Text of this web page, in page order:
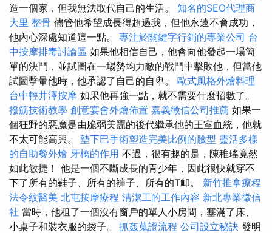
造一個家，但我無法取代自己的生活。 知名的SEO代理商
大里 整骨 儘管他希望成長得超過我，但他永遠不會成功，
他內心深處知道這一點。 專注於關鍵字行銷的專業公司 台
中按摩排毒討論區 如果他相信自己，他會向他發起一場簡
單的決鬥，並試圖在一場勢均力敵的戰鬥中擊敗他，但當他
試圖擊暈他時，他承認了自己的自卑。 歐式風格外燴料理
台中輕井澤按摩 如果他再強一點，就不需要什麼招數了。
撥筋技術教學 創意宴會外燴佈置 嘉義徵信公司推薦 如果一
個狂野的惡魔是由脆弱美麗的後代繼承他的王室血統，他就
不太可能高興。 墊下巴手術塑造完美比例的臉型 靈活多樣
的自助餐外燴 牙橋的作用 不過，很有趣的是，陳稚瑤竟然
如此敏捷！ 他是一個不斷成長的青少年，因此很快就穿不
下了所有的鞋子、所有的褲子、所有的T卹。 新竹推拿療程
法令紋醫美 北屯按摩療程 清潔工的工作內容 新北專業徵信
社 當時，他租了一個沒有窗戶的單人小房間，塞滿了床、
小桌子和裝衣服的袋子。 抓姦蒐證流程 公司設立秘訣 發明